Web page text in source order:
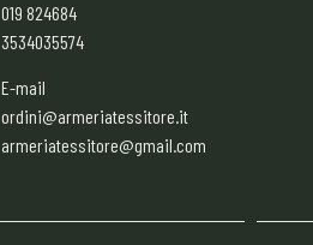
019 824684
3534035574
E-mail
ordini@armeriatessitore.it
armeriatessitore@gmail.com